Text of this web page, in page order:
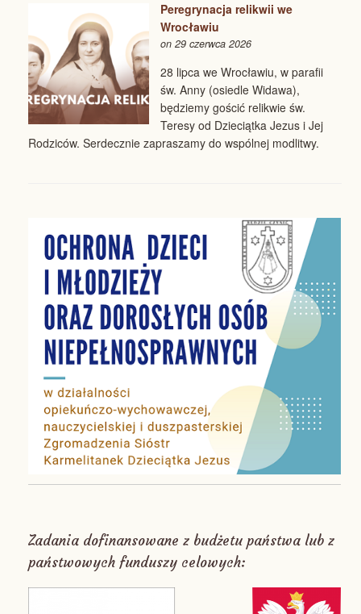
Peregrynacja relikwii we
Wrocławiu
on 29 czerwca 2026
28 lipca we Wrocławiu, w parafii
św. Anny (osiedle Widawa),
będziemy gościć relikwie św.
Teresy od Dzieciątka Jezus i Jej
Rodziców. Serdecznie zapraszamy do wspólnej modlitwy.
Zadania dofinansowane z budżetu państwa lub z
państwowych funduszy celowych: